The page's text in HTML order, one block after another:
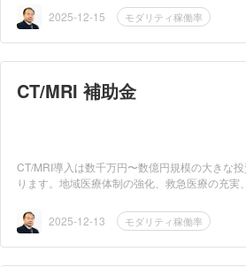
2025-12-15
モダリティ稼働率
CT/MRI 補助金
CT/MRI導入は数千万円〜数億円規模の大きな
ります。地域医療体制の強化、救急医療の充実
2025-12-13
モダリティ稼働率